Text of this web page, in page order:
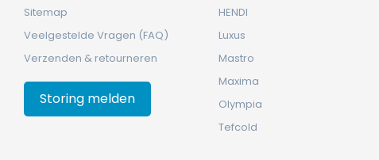
Sitemap
Veelgestelde Vragen (FAQ)
Verzenden & retourneren
Storing melden
HENDI
Luxus
Mastro
Maxima
Olympia
Tefcold